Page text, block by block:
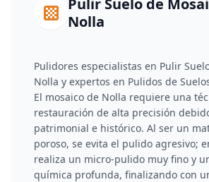
Nolla
Pulidores especialistas en Pulir
Nolla y expertos en Pulidos de
El mosaico de Nolla requiere una
restauración de alta precisión
patrimonial e histórico. Al ser un
poroso, se evita el pulido agresivo;
realiza un micro-pulido muy fino y
química profunda, finalizando con